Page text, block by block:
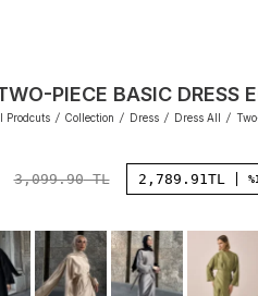
PIECE BASIC DRESS
Prodcuts / Collection / Dress / Dress All /
3,099.90TL 2,789.91TL